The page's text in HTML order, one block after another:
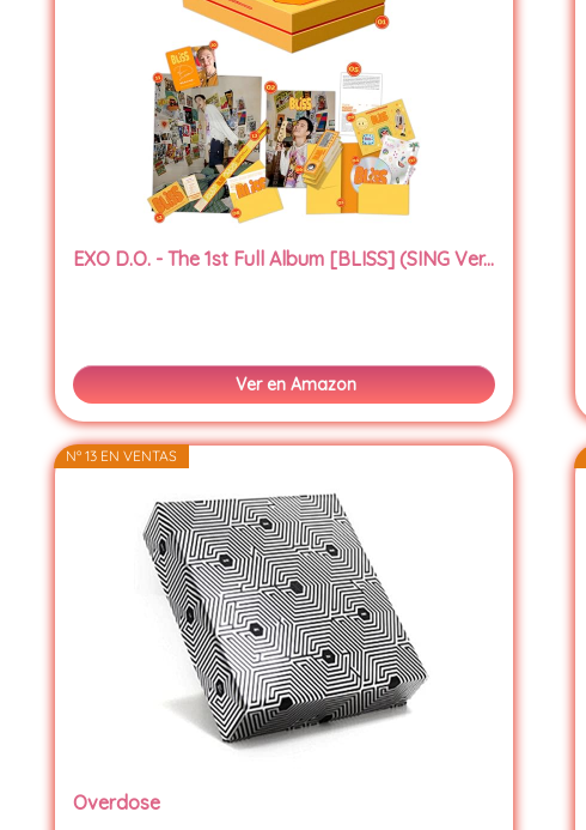
EXO D.O. - The 1st Full Album [BLISS] (SING Ver...
Ver en Amazon
Nº 13 EN VENTAS
Overdose